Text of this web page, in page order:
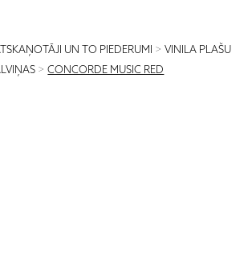
UN TO PIEDERUMI >VINILA PLAŠU
>CONCORDE MUSIC RED